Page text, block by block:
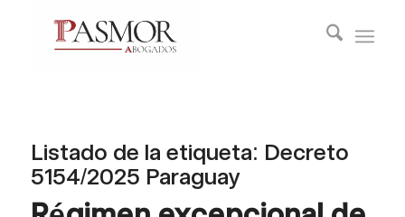
Listado de la etiqueta: Decreto
5154/2025 Paraguay